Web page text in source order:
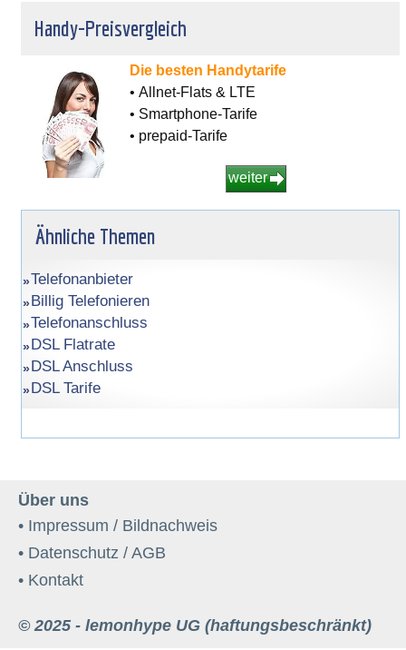
Handy-Preisvergleich
Die besten Handytarife
• Allnet-Flats & LTE
• Smartphone-Tarife
• prepaid-Tarife
weiter
Ähnliche Themen
Telefonanbieter
Billig Telefonieren
Telefonanschluss
DSL Flatrate
DSL Anschluss
DSL Tarife
Über uns
• Impressum / Bildnachweis
• Datenschutz / AGB
• Kontakt
© 2025 - lemonhype UG (haftungsbeschränkt)